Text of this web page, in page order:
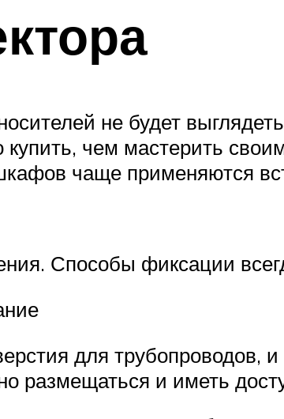
не будет
чем мастерить
чаще применяются
Способы фиксации
для трубопроводов, и
размещаться и иметь